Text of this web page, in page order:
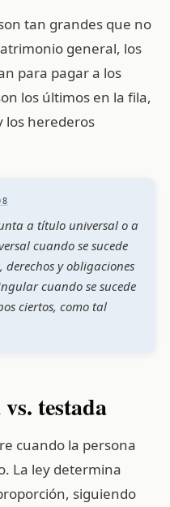
tan grandes que no
general, los
para pagar a los
los últimos en la fila,
los herederos
a título universal o a
cuando se sucede
derechos y obligaciones
cuando se sucede
ciertos, como tal
testada
cuando la persona
La ley determina
siguiendo